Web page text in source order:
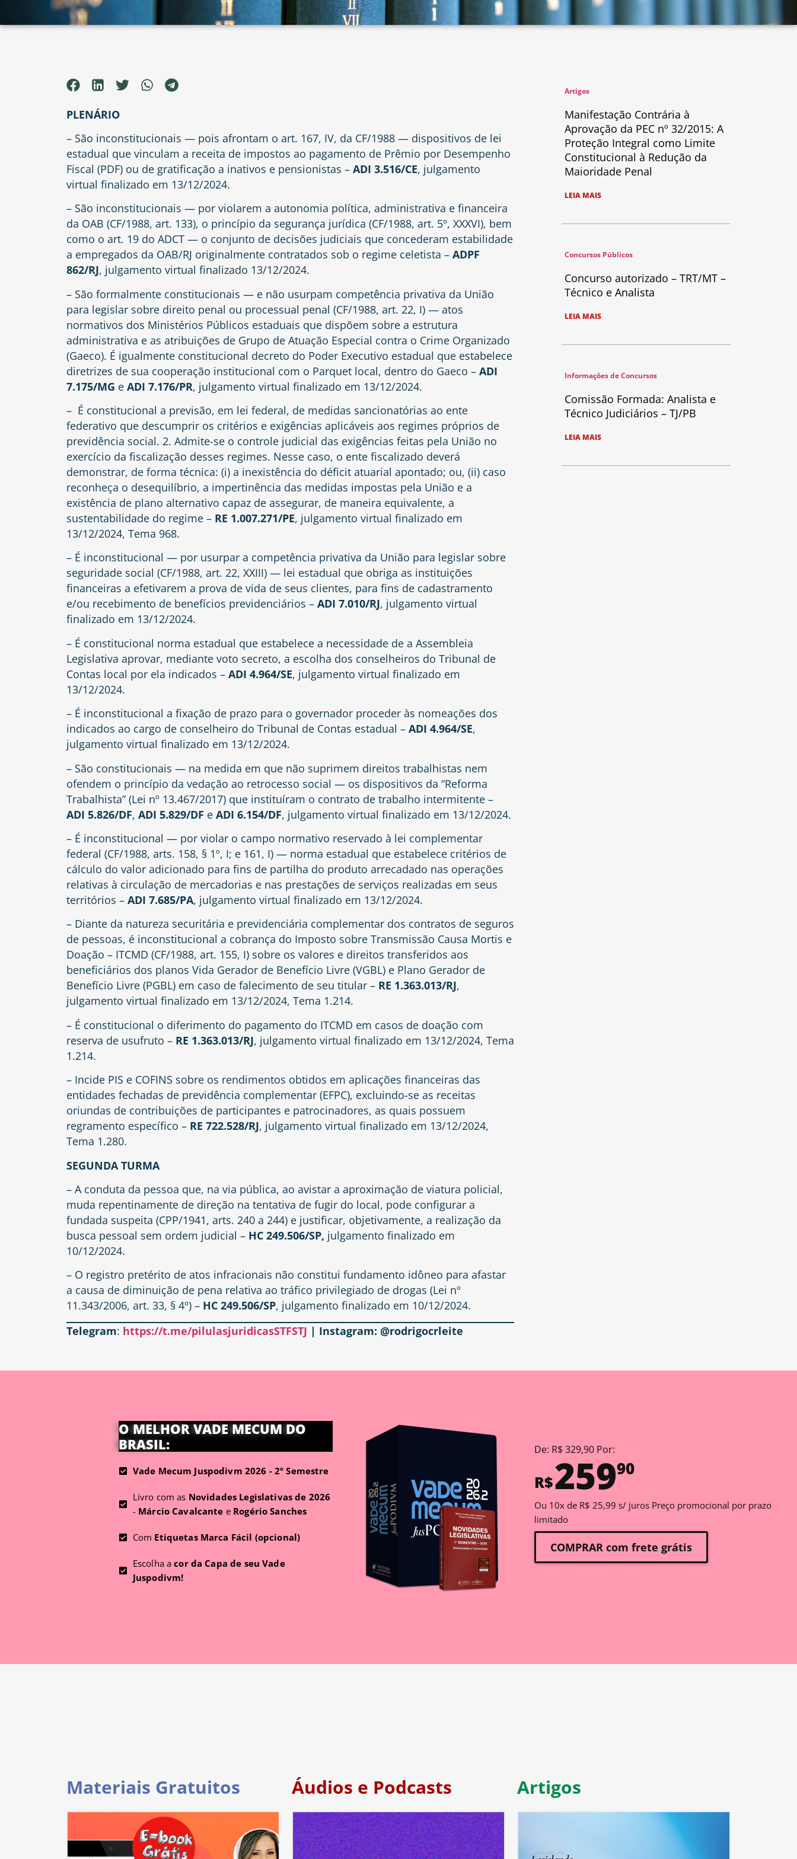
PLENÁRIO
– São inconstitucionais — pois afrontam o art. 167, IV, da CF/1988 — dispositivos de lei
estadual que vinculam a receita de impostos ao pagamento de Prêmio por Desempenho
Fiscal (PDF) ou de gratificação a inativos e pensionistas – ADI 3.516/CE, julgamento
virtual finalizado em 13/12/2024.
– São inconstitucionais — por violarem a autonomia política, administrativa e financeira
da OAB (CF/1988, art. 133), o princípio da segurança jurídica (CF/1988, art. 5º, XXXVI), bem
como o art. 19 do ADCT — o conjunto de decisões judiciais que concederam estabilidade
a empregados da OAB/RJ originalmente contratados sob o regime celetista – ADPF
862/RJ, julgamento virtual finalizado 13/12/2024.
– São formalmente constitucionais — e não usurpam competência privativa da União
para legislar sobre direito penal ou processual penal (CF/1988, art. 22, I) — atos
normativos dos Ministérios Públicos estaduais que dispõem sobre a estrutura
administrativa e as atribuições de Grupo de Atuação Especial contra o Crime Organizado
(Gaeco). É igualmente constitucional decreto do Poder Executivo estadual que estabelece
diretrizes de sua cooperação institucional com o Parquet local, dentro do Gaeco – ADI
7.175/MG e ADI 7.176/PR, julgamento virtual finalizado em 13/12/2024.
– É constitucional a previsão, em lei federal, de medidas sancionatórias ao ente
federativo que descumprir os critérios e exigências aplicáveis aos regimes próprios de
previdência social. 2. Admite-se o controle judicial das exigências feitas pela União no
exercício da fiscalização desses regimes. Nesse caso, o ente fiscalizado deverá
demonstrar, de forma técnica: (i) a inexistência do déficit atuarial apontado; ou, (ii) caso
reconheça o desequilíbrio, a impertinência das medidas impostas pela União e a
existência de plano alternativo capaz de assegurar, de maneira equivalente, a
sustentabilidade do regime – RE 1.007.271/PE, julgamento virtual finalizado em
13/12/2024, Tema 968.
– É inconstitucional — por usurpar a competência privativa da União para legislar sobre
seguridade social (CF/1988, art. 22, XXIII) — lei estadual que obriga as instituições
financeiras a efetivarem a prova de vida de seus clientes, para fins de cadastramento
e/ou recebimento de benefícios previdenciários – ADI 7.010/RJ, julgamento virtual
finalizado em 13/12/2024.
– É constitucional norma estadual que estabelece a necessidade de a Assembleia
Legislativa aprovar, mediante voto secreto, a escolha dos conselheiros do Tribunal de
Contas local por ela indicados – ADI 4.964/SE, julgamento virtual finalizado em
13/12/2024.
– É inconstitucional a fixação de prazo para o governador proceder às nomeações dos
indicados ao cargo de conselheiro do Tribunal de Contas estadual – ADI 4.964/SE,
julgamento virtual finalizado em 13/12/2024.
– São constitucionais — na medida em que não suprimem direitos trabalhistas nem
ofendem o princípio da vedação ao retrocesso social — os dispositivos da “Reforma
Trabalhista” (Lei nº 13.467/2017) que instituíram o contrato de trabalho intermitente –
ADI 5.826/DF, ADI 5.829/DF e ADI 6.154/DF, julgamento virtual finalizado em 13/12/2024.
– É inconstitucional — por violar o campo normativo reservado à lei complementar
federal (CF/1988, arts. 158, § 1º, I; e 161, I) — norma estadual que estabelece critérios de
cálculo do valor adicionado para fins de partilha do produto arrecadado nas operações
relativas à circulação de mercadorias e nas prestações de serviços realizadas em seus
territórios – ADI 7.685/PA, julgamento virtual finalizado em 13/12/2024.
– Diante da natureza securitária e previdenciária complementar dos contratos de seguros
de pessoas, é inconstitucional a cobrança do Imposto sobre Transmissão Causa Mortis e
Doação – ITCMD (CF/1988, art. 155, I) sobre os valores e direitos transferidos aos
beneficiários dos planos Vida Gerador de Benefício Livre (VGBL) e Plano Gerador de
Benefício Livre (PGBL) em caso de falecimento de seu titular – RE 1.363.013/RJ,
julgamento virtual finalizado em 13/12/2024, Tema 1.214.
– É constitucional o diferimento do pagamento do ITCMD em casos de doação com
reserva de usufruto – RE 1.363.013/RJ, julgamento virtual finalizado em 13/12/2024, Tema
1.214.
– Incide PIS e COFINS sobre os rendimentos obtidos em aplicações financeiras das
entidades fechadas de previdência complementar (EFPC), excluindo-se as receitas
oriundas de contribuições de participantes e patrocinadores, as quais possuem
regramento específico – RE 722.528/RJ, julgamento virtual finalizado em 13/12/2024,
Tema 1.280.
SEGUNDA TURMA
– A conduta da pessoa que, na via pública, ao avistar a aproximação de viatura policial,
muda repentinamente de direção na tentativa de fugir do local, pode configurar a
fundada suspeita (CPP/1941, arts. 240 a 244) e justificar, objetivamente, a realização da
busca pessoal sem ordem judicial – HC 249.506/SP, julgamento finalizado em
10/12/2024.
– O registro pretérito de atos infracionais não constitui fundamento idôneo para afastar
a causa de diminuição de pena relativa ao tráfico privilegiado de drogas (Lei nº
11.343/2006, art. 33, § 4º) – HC 249.506/SP, julgamento finalizado em 10/12/2024.
Telegram: https://t.me/pilulasjuridicasSTFSTJ | Instagram: @rodrigocrleite
Artigos
Manifestação Contrária à
Aprovação da PEC nº 32/2015: A
Proteção Integral como Limite
Constitucional à Redução da
Maioridade Penal
LEIA MAIS
Concursos Públicos
Concurso autorizado – TRT/MT –
Técnico e Analista
LEIA MAIS
Informações de Concursos
Comissão Formada: Analista e
Técnico Judiciários – TJ/PB
LEIA MAIS
O MELHOR VADE MECUM DO
BRASIL:
Vade Mecum Juspodivm 2026 - 2º Semestre
Livro com as Novidades Legislativas de 2026
- Márcio Cavalcante e Rogério Sanches
Com Etiquetas Marca Fácil (opcional)
Escolha acor da Capa de seu Vade
Juspodivm!
De: R$ 329,90 Por:
R$25990
Ou 10x de R$ 25,99 s/ juros Preço promocional por prazo
limitado
COMPRAR com frete grátis
Materiais Gratuitos Áudios e Podcasts Artigos